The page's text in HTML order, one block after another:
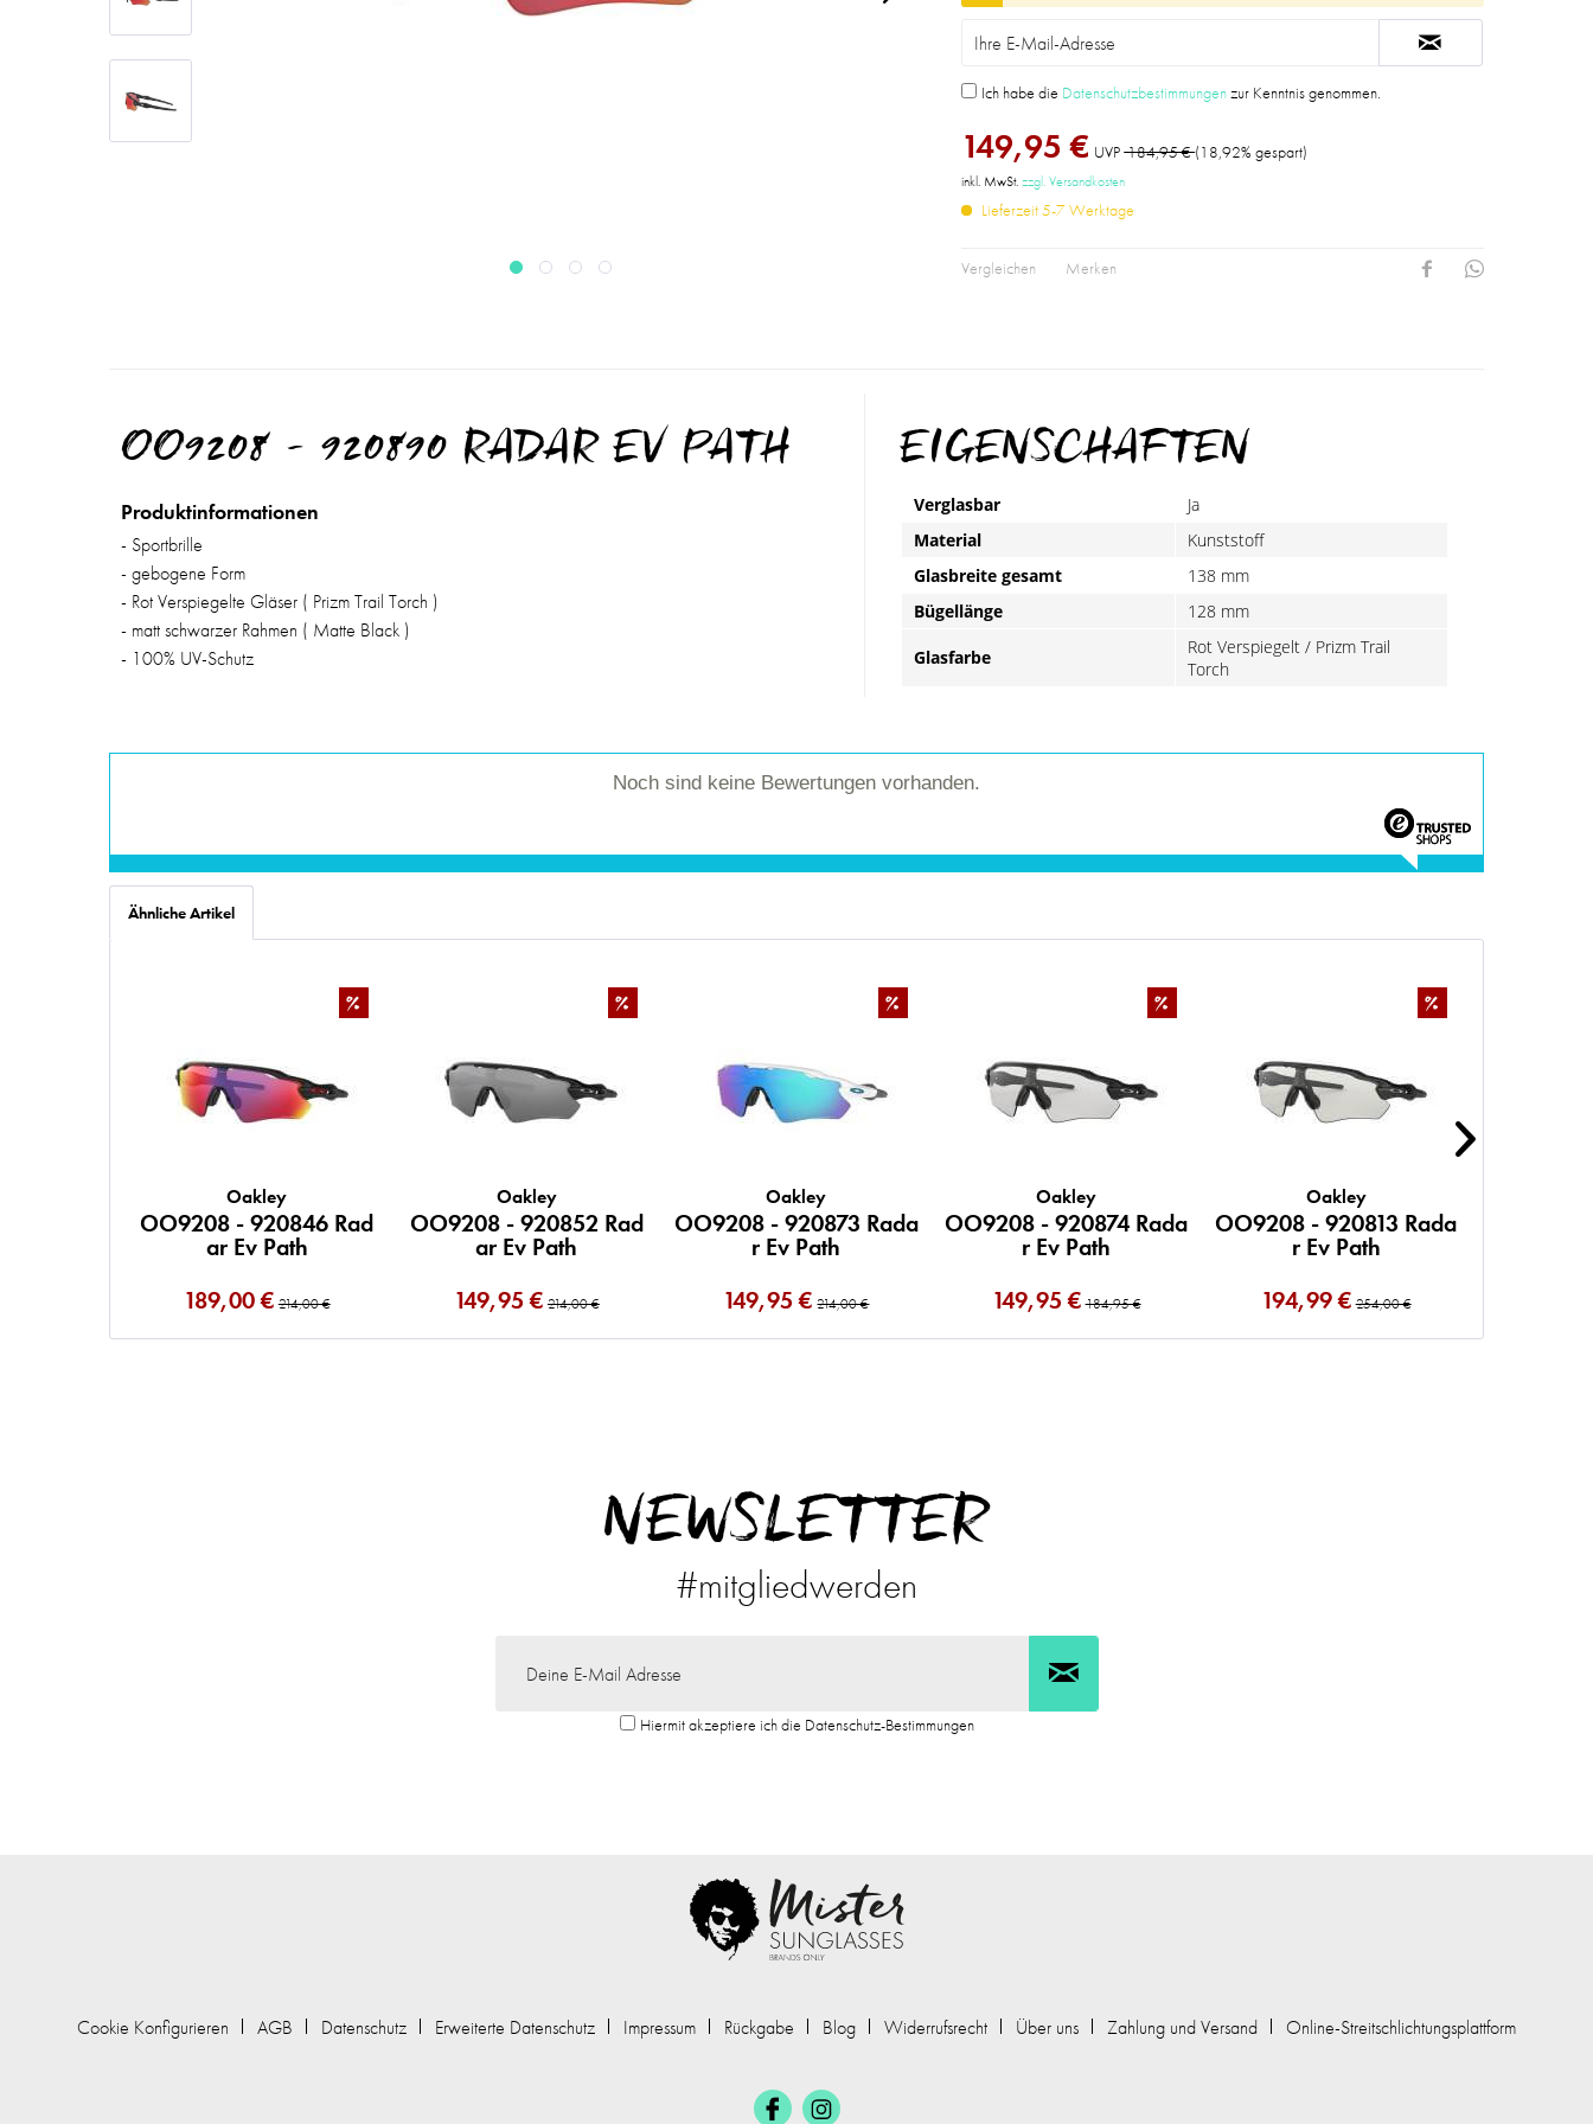
Ich habe die Datenschutzbestimmungenzur Kenntnis genommen.
149,95 € UVP184,95 €(18,92% gespart)
inkl. MwSt.zzgl. Versandkosten
Lieferzeit 5-7 Werktage
Vergleichen Merken
OO9208 - 920890 RADAR EV PATH
Produktinformationen
- Sportbrille
- gebogene Form
- Rot Verspiegelte Gläser ( Prizm Trail Torch )
- matt schwarzer Rahmen ( Matte Black )
- 100% UV-Schutz
EIGENSCHAFTEN
Verglasbar
Ja
Material
Kunststoff
Glasbreite gesamt
138 mm
Bügellänge
128 mm
Glasfarbe
Rot Verspiegelt / Prizm Trail
Torch
Noch sind keine Bewertungen vorhanden.
Ähnliche Artikel
%
Oakley
OO9208 - 920846 Rad
ar Ev Path
189,00 € 214,00 €
%
Oakley
OO9208 - 920852 Rad
ar Ev Path
149,95 € 214,00 €
%
Oakley
OO9208 - 920873 Rada
r Ev Path
149,95 € 214,00 €
%
Oakley
OO9208 - 920874 Rada
r Ev Path
149,95 € 184,95 €
%
Oakley
OO9208 - 920813 Rada
r Ev Path
194,99 € 254,00 €
NEWSLETTER
#mitgliedwerden
Hiermit akzeptiere ich die Datenschutz-Bestimmungen
Cookie Konfigurieren AGB Datenschutz Erweiterte Datenschutz Impressum Rückgabe Blog Widerrufsrecht Über uns Zahlung und Versand Online-Streitschlichtungsplattform